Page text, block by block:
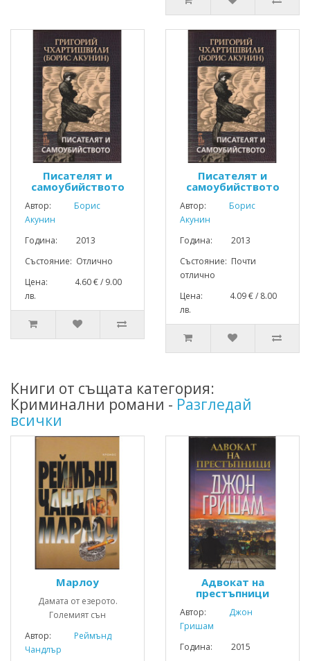
Писателят и
самоубийството
Автор:
Борис
Акунин
Година: 2013
Състояние: Отлично
Цена: 4.60 € / 9.00
лв.
Писателят и
самоубийството
Автор:
Борис
Акунин
Година: 2013
Състояние: Почти
отлично
Цена: 4.09 € / 8.00
лв.
Книги от същата категория:
Криминални романи - Разгледай
всички
Марлоу
Дамата от езерото.
Големият сън
Автор:
Реймънд
Чандлър
Адвокат на
престъпници
Автор:
Джон
Гришам
Година: 2015